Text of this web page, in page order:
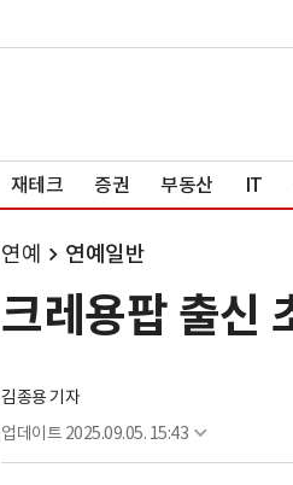
재테크 증권 부동산 IT
연예 연예일반
크레용팝 출신
김종용 기자
업데이트 2025.09.05. 15:43